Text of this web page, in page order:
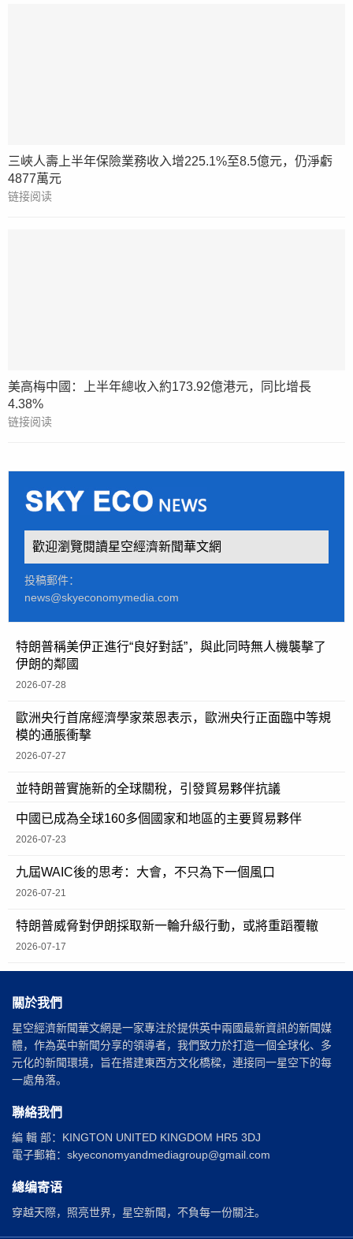
三峽人壽上半年保險業務收入增225.1%至8.5億元，仍淨虧
4877萬元
链接阅读
美高梅中國：上半年總收入約173.92億港元，同比增長
4.38%
链接阅读
歡迎瀏覽閱讀星空經濟新聞華文網
投稿郵件：
news@skyeconomymedia.com
特朗普稱美伊正進行“良好對話”，與此同時無人機襲擊了
伊朗的鄰國
2026-07-28
歐洲央行首席經濟學家萊恩表示，歐洲央行正面臨中等規
模的通脹衝擊
2026-07-27
並特朗普實施新的全球關稅，引發貿易夥伴抗議
中國已成為全球160多個國家和地區的主要貿易夥伴
2026-07-23
九屆WAIC後的思考：大會，不只為下一個風口
2026-07-21
特朗普威脅對伊朗採取新一輪升級行動，或將重蹈覆轍
2026-07-17
關於我們
星空經濟新聞華文網是一家專注於提供英中兩國最新資訊的新聞媒
體，作為英中新聞分享的領導者，我們致力於打造一個全球化、多
元化的新聞環境，旨在搭建東西方文化橋樑，連接同一星空下的每
一處角落。
聯絡我們
編 輯 部：KINGTON UNITED KINGDOM HR5 3DJ
電子郵箱：skyeconomyandmediagroup@gmail.com
總编寄语
穿越天際，照亮世界，星空新聞，不負每一份關注。